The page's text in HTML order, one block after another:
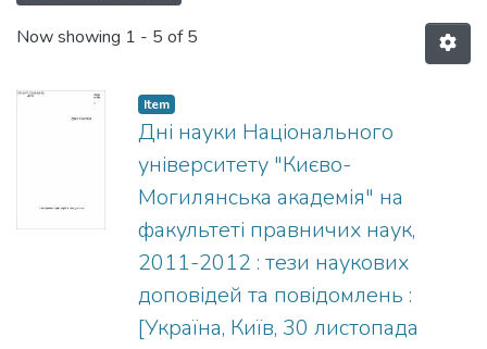
Now showing 1 - 5 of 5
Item
Дні науки Національного
університету "Києво-
Могилянська академія" на
факультеті правничих наук,
2011-2012 : тези наукових
доповідей та повідомлень :
[Україна, Київ, 30 листопада